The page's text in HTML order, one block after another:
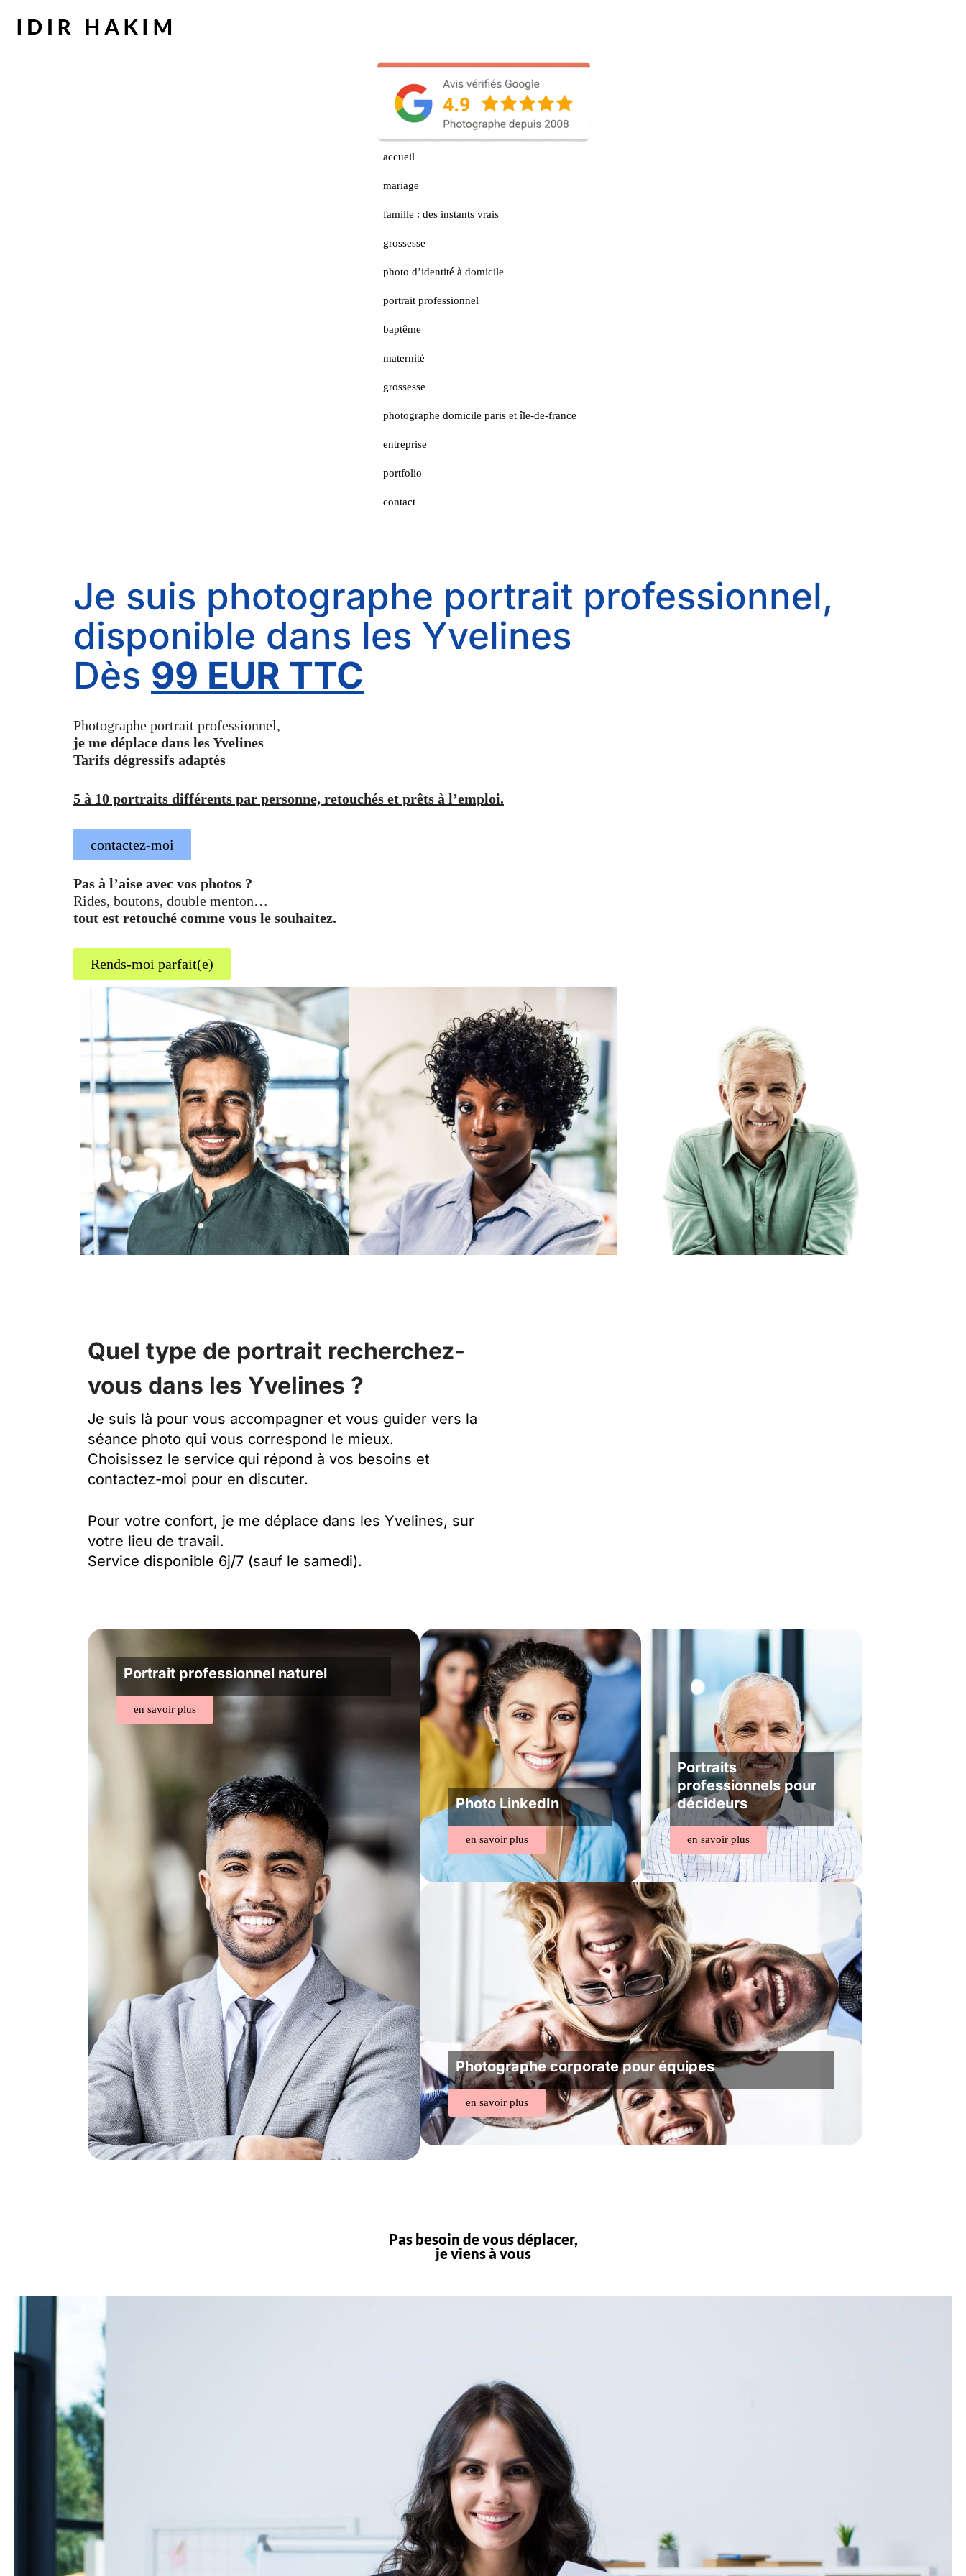
accueil
mariage
famille : des instants vrais
grossesse
photo d’identité à domicile
portrait professionnel
baptême
maternité
grossesse
photographe domicile paris et île-de-france
entreprise
portfolio
contact
Je suis photographe portrait professionnel,
disponible dans les Yvelines
Dès 99 EUR TTC
Photographe portrait professionnel,
je me déplace dans les Yvelines
Tarifs dégressifs adaptés
5 à 10 portraits différents par personne, retouchés et prêts à l’emploi.
contactez-moi
Pas à l’aise avec vos photos ?
Rides, boutons, double menton…
tout est retouché comme vous le souhaitez.
Rends-moi parfait(e)
Quel type de portrait recherchez-
vous dans les Yvelines ?
Je suis là pour vous accompagner et vous guider vers la
séance photo qui vous correspond le mieux.
Choisissez le service qui répond à vos besoins et
contactez-moi pour en discuter.
Pour votre confort, je me déplace dans les Yvelines, sur
votre lieu de travail.
Service disponible 6j/7 (sauf le samedi).
Portrait professionnel naturel
en savoir plus
Photo LinkedIn
en savoir plus
Portraits
professionnels pour
décideurs
en savoir plus
Photographe corporate pour équipes
en savoir plus
Pas besoin de vous déplacer,
je viens à vous